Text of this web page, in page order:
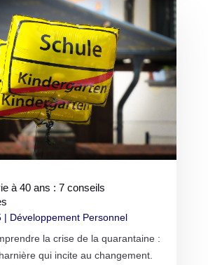
à 40 ans : 7 conseils
| Développement Personnel
la crise de la quarantaine :
qui incite au changement.